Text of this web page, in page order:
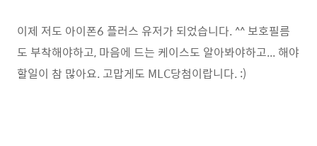
이제 저도 아이폰6 플러스 유저가 되었습니다. ^^ 보호필름
도 부착해야하고, 마음에 드는 케이스도 알아봐야하고... 해야
할일이 참 많아요. 고맙게도 MLC당첨이랍니다. :)